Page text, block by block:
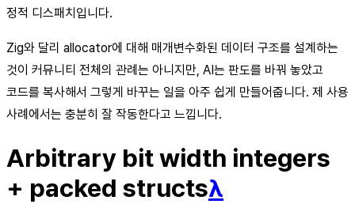
정적 디스패치입니다.
Zig와 달리 allocator에 대해 매개변수화된 데이터 구조를 설계하는
것이 커뮤니티 전체의 관례는 아니지만, AI는 판도를 바꿔 놓았고
코드를 복사해서 그렇게 바꾸는 일을 아주 쉽게 만들어줍니다. 제 사용
사례에서는 충분히 잘 작동한다고 느낍니다.
Arbitrary bit width integers
+ packed structsλ